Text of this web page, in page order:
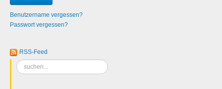
Benutzername vergessen?
Passwort vergessen?
RSS-Feed
Suchen
...